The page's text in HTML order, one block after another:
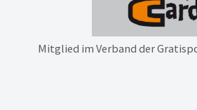
Mitglied im Verband der